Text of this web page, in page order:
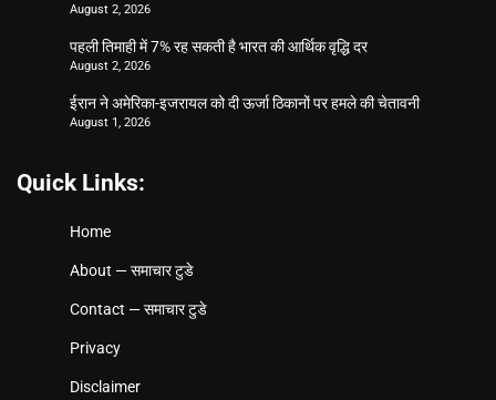
August 2, 2026
पहली तिमाही में 7% रह सकती है भारत की आर्थिक वृद्धि दर
August 2, 2026
ईरान ने अमेरिका-इजरायल को दी ऊर्जा ठिकानों पर हमले की चेतावनी
August 1, 2026
Quick Links:
Home
About — समाचार टुडे
Contact — समाचार टुडे
Privacy
Disclaimer